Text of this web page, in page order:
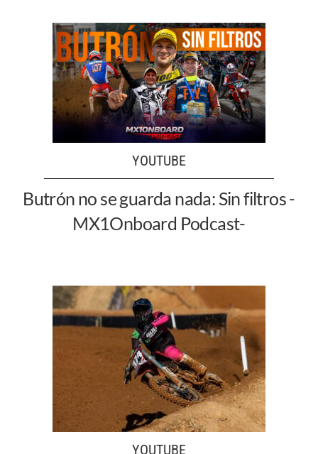
YOUTUBE
Butrón no se guarda nada: Sin filtros -
MX1Onboard Podcast-
YOUTUBE